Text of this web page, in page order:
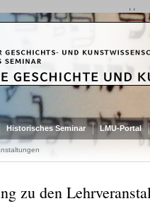
, ,
Historisches Seminar LMU-Portal
zu den